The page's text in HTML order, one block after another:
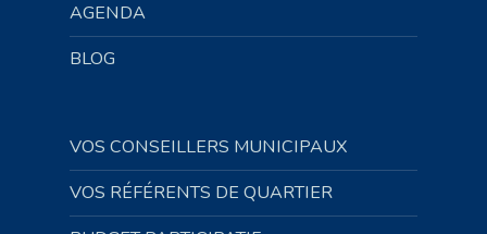
AGENDA
BLOG
VOS CONSEILLERS MUNICIPAUX
VOS RÉFÉRENTS DE QUARTIER